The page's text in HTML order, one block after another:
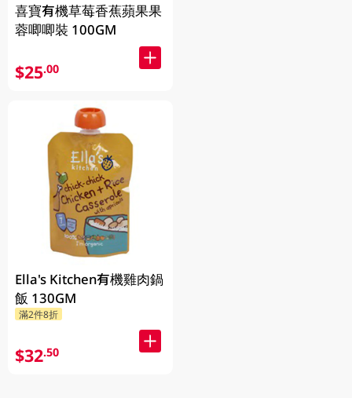
喜寶有機草莓香蕉蘋果果
蓉唧唧裝 100GM
$25.00
Ella's Kitchen有機雞肉鍋
飯 130GM
滿2件8折
$32.50